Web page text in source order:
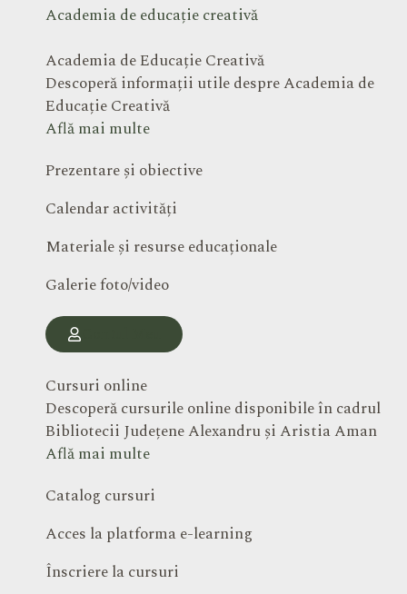
Academia de educație creativă
Academia de Educație Creativă
Descoperă informații utile despre Academia de
Educație Creativă
Află mai multe
Prezentare și obiective
Calendar activități
Materiale și resurse educaționale
Galerie foto/video
Cursuri online
Descoperă cursurile online disponibile în cadrul
Bibliotecii Județene Alexandru și Aristia Aman
Află mai multe
Catalog cursuri
Acces la platforma e-learning
Înscriere la cursuri